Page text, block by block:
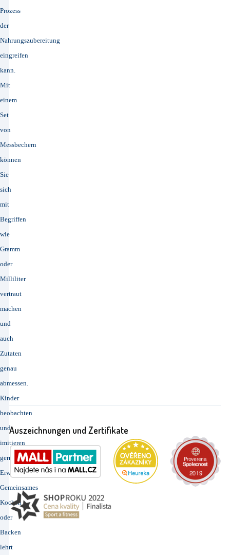
Prozess
der
Nahrungszubereitung
eingreifen
kann.
Mit
einem
Set
von
Messbechern
können
Sie
sich
mit
Begriffen
wie
Gramm
oder
Milliliter
vertraut
machen
und
auch
Zutaten
genau
abmessen.
Kinder
beobachten
und
imitieren
gerne
Erwachsene.
Gemeinsames
Kochen
oder
Backen
lehrt
Auszeichnungen und Zertifikate